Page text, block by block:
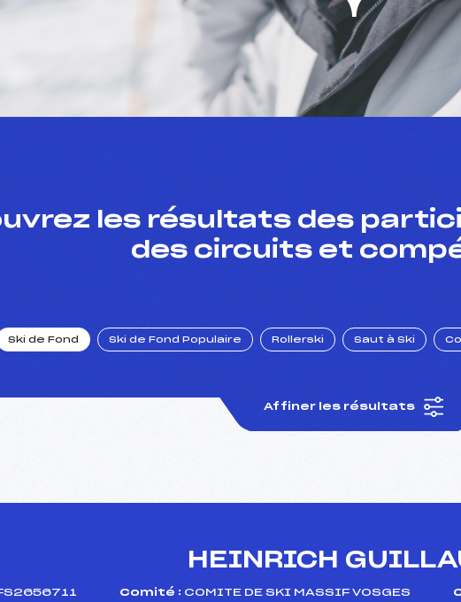
les résultats des
des circuits et
Ski de Fond Ski de Fond Populaire Rollerski Saut à Ski
Affiner les résultats
HEINRICH
Comité : COMITE DE SKI MASSIF VOSGES